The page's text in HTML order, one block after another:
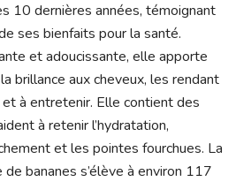
10 dernières années, témoignant
ses bienfaits pour la santé.
et adoucissante, elle apporte
brillance aux cheveux, les rendant
à entretenir. Elle contient des
à retenir l’hydratation,
et les pointes fourchues. La
bananes s’élève à environ 117